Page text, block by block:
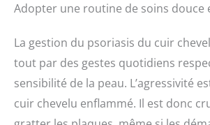
Adopter une routine de soins douce
La gestion du psoriasis du cuir
tout par des gestes quotidiens
sensibilité de la peau. L’agressivité
cuir chevelu enflammé. Il est donc